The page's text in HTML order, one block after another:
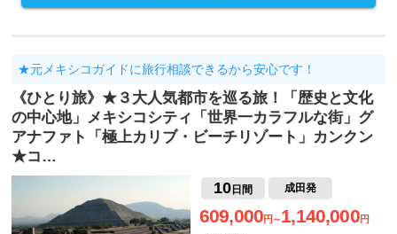
★元メキシコガイドに旅行相談できるから安心です！
《ひとり旅》★３大人気都市を巡る旅！「歴史と文化
の中心地」メキシコシティ「世界一カラフルな街」グ
アナファト「極上カリブ・ビーチリゾート」カンクン
★コ…
10日間 成田発
609,000円～1,140,000円